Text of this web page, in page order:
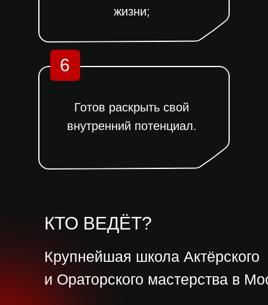
жизни;
Готов раскрыть свой
внутренний потенциал.
6
Крупнейшая школа Актёрского
и Ораторского мастерства в
КТО ВЕДЁТ?
Крупнейшая школа
Актёрского и Ораторского
мастерства в Москве